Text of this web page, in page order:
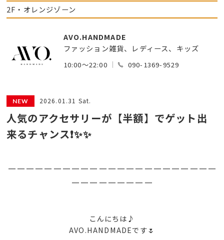
2F・オレンジゾーン
AVO.HANDMADE
ファッション雑貨、レディース、キッズ
10:00～22:00 090-1369-9529
2026.01.31 Sat.
人気のアクセサリーが【半額】でゲット出
来るチャンス❗️✨✨
ーーーーーーーーーーーーーーーーーーーーーーー
ーーーーーーーーー
こんにちは♪
AVO.HANDMADEです🌷